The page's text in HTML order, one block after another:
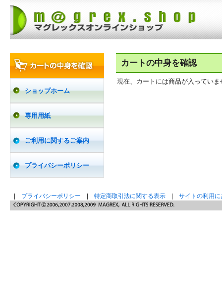
ショップホーム
専用用紙
ご利用に関するご案内
プライバシーポリシー
カートの中身を確認
現在、カートには商品が入っていま
プライバシーポリシー 特定商取引法に関する表示 サイトの利用に